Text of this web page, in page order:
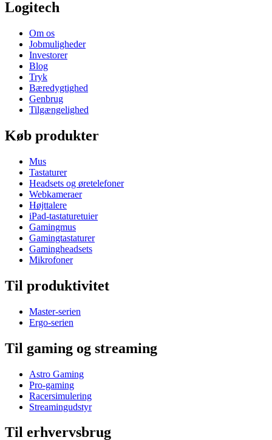
Logitech
Om os
Jobmuligheder
Investorer
Blog
Tryk
Bæredygtighed
Genbrug
Tilgængelighed
Køb produkter
Mus
Tastaturer
Headsets og øretelefoner
Webkameraer
Højttalere
iPad-tastaturetuier
Gamingmus
Gamingtastaturer
Gamingheadsets
Mikrofoner
Til produktivitet
Master-serien
Ergo-serien
Til gaming og streaming
Astro Gaming
Pro-gaming
Racersimulering
Streamingudstyr
Til erhvervsbrug